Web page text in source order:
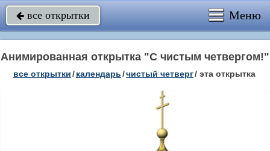
 все открытки Меню
Анимированная открытка "С чистым четвергом!"
все открытки/календарь/чистый четверг/ эта открытка